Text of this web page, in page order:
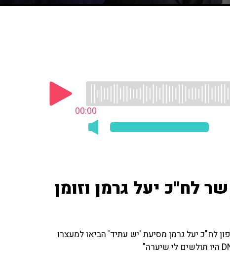
00:00
לח"כ יעל גרמן וזומן
לח"כ יעל גרמן מסיעת 'יש עתיד' הביאו למעצרו